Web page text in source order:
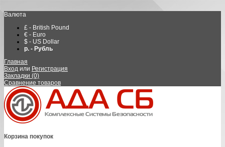
Валюта
£ - British Pound
€ - Euro
$ - US Dollar
р. - Рубль
Главная
Вход или Регистрация
Закладки (0)
Сравнение товаров
Корзина покупок